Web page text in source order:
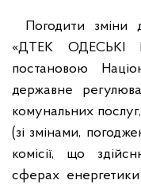
Погодити зміни
«ДТЕК ОДЕСЬКІ
постановою
державне
комунальних
(зі змінами,
комісії, що
сферах